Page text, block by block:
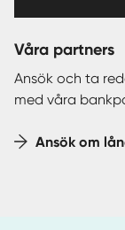
Våra partners
Ansök och ta
med våra
Ansök om